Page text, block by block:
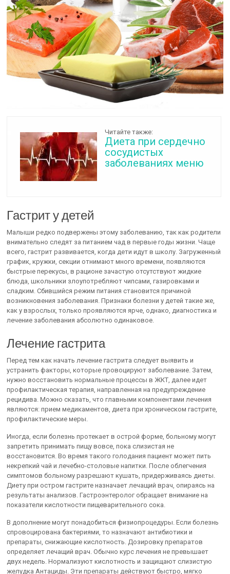
Читайте также:
Диета при сердечно
сосудистых
заболеваниях меню
Гастрит у детей
Малыши редко подвержены этому заболеванию, так как родители
внимательно следят за питанием чад в первые годы жизни. Чаще
всего, гастрит развивается, когда дети идут в школу. Загруженный
график, кружки, секции отнимают много времени, появляются
быстрые перекусы, в рационе зачастую отсутствуют жидкие
блюда, школьники злоупотребляют чипсами, газировками и
сладким. Сбившийся режим питания становится причиной
возникновения заболевания. Признаки болезни у детей такие же,
как у взрослых, только проявляются ярче, однако, диагностика и
лечение заболевания абсолютно одинаковое.
Лечение гастрита
Перед тем как начать лечение гастрита следует выявить и
устранить факторы, которые провоцируют заболевание. Затем,
нужно восстановить нормальные процессы в ЖКТ, далее идет
профилактическая терапия, направленная на предупреждение
рецидива. Можно сказать, что главными компонентами лечения
являются: прием медикаментов, диета при хроническом гастрите,
профилактические меры.
Иногда, если болезнь протекает в острой форме, больному могут
запретить принимать пищу вовсе, пока слизистая не
восстановится. Во время такого голодания пациент может пить
некрепкий чай и лечебно-столовые напитки. После облегчения
симптомов больному разрешают кушать, придерживаясь диеты.
Диету при остром гастрите назначает лечащий врач, опираясь на
результаты анализов. Гастроэнтеролог обращает внимание на
показатели кислотности пищеварительного сока.
В дополнение могут понадобиться физиопроцедуры. Если болезнь
спровоцирована бактериями, то назначают антибиотики и
препараты, снижающие кислотность. Дозировку препаратов
определяет лечащий врач. Обычно курс лечения не превышает
двух недель. Нормализуют кислотность и защищают слизистую
желудка Антациды. Эти препараты действуют быстро, мягко